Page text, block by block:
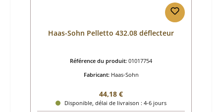
Haas-Sohn Pelletto 432.08 déflecteur
Référence du produit: 01017754
Fabricant: Haas-Sohn
Prix régulier :
44,18 €
Disponible, délai de livraison : 4-6 jours